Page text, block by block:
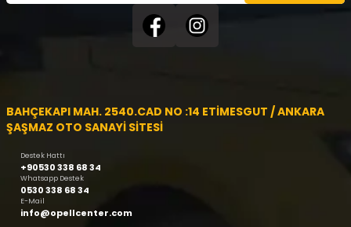
BAHÇEKAPI MAH. 2540.CAD NO :14 ETİMESGUT / ANKARA
ŞAŞMAZ OTO SANAYİ SİTESİ
Destek Hattı
+90530 338 68 34
Whatsapp Destek
0530 338 68 34
E-Mail
info@opellcenter.com